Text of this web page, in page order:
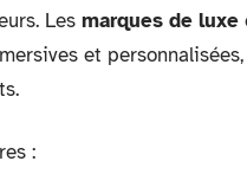
Les marques de luxe
et
: